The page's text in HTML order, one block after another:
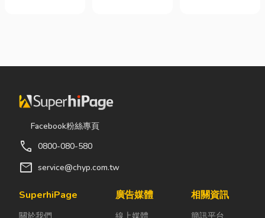
的融資方式，
賣出股票，就
能取得資金應
急，同時保留
的獲利空間。
依承作單位不
為證券公司的
儀社，不只是
屬在艱難時刻
禮儀規劃、告
後續的行政協
其實一間專業
兼具美感、機
Facebook粉絲專頁
call 0800-080-580
mail service@chyp.com.tw
SuperhiPage
關於我們
廣告媒體
線上媒體
相關資訊
簡訊平台